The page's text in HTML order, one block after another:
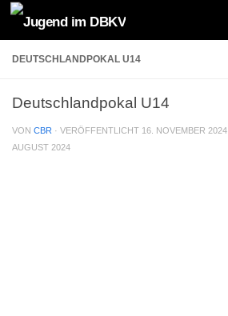
Zum Inhalt springen
DEUTSCHLANDPOKAL U14
Deutschlandpokal U14
VON CBR · VERÖFFENTLICHT 16. NOVEMBER 2024
AUGUST 2024